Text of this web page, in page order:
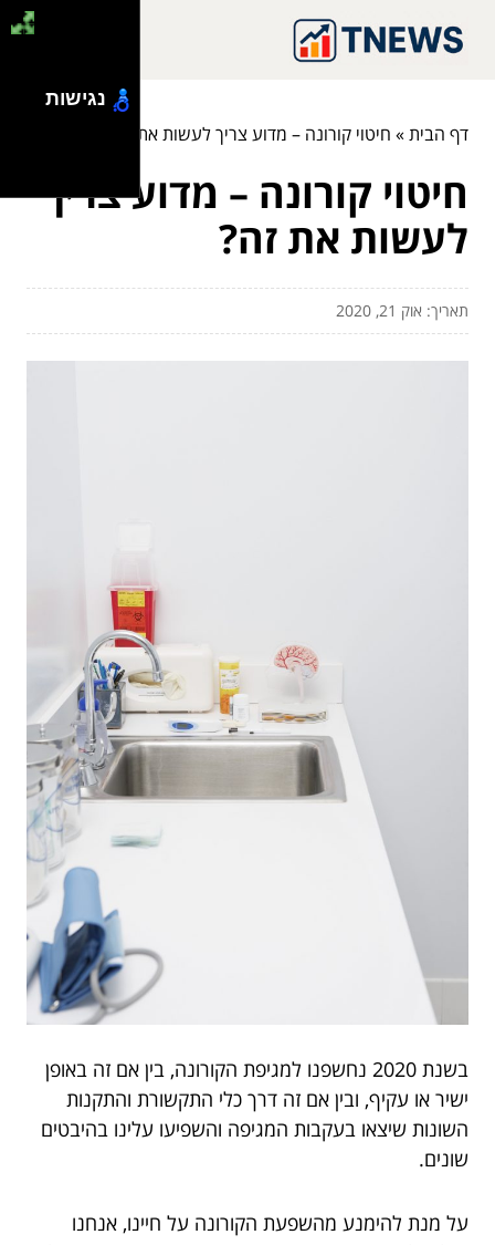
דף הבית» חיטוי קורונה – מדוע צריך לעשות את זה?
חיטוי קורונה – מדוע צריך
לעשות את זה?
תאריך: אוק 21, 2020
בשנת 2020 נחשפנו למגיפת הקורונה, בין אם זה באופן
ישיר או עקיף, ובין אם זה דרך כלי התקשורת והתקנות
השונות שיצאו בעקבות המגיפה והשפיעו עלינו בהיבטים
שונים.
על מנת להימנע מהשפעת הקורונה על חיינו, אנחנו
נגישות